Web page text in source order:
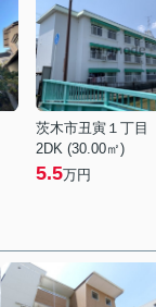
茨木市丑寅１丁目
2DK (30.00㎡)
5.5万円